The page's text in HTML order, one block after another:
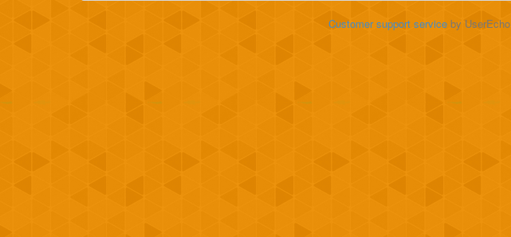
Customer support serviceby UserEcho